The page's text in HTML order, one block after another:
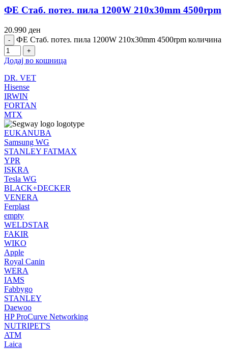
ФЕ Стаб. потез. пила 1200W 210x30mm 4500rpm
20.990 ден
ФЕ Стаб. потез. пила 1200W 210x30mm 4500rpm количина
Додај во кошница
DR. VET
Hisense
IRWIN
FORTAN
MTX
EUKANUBA
Samsung WG
STANLEY FATMAX
YPR
ISKRA
Tesla WG
BLACK+DECKER
VENERA
Ferplast
empty
WELDSTAR
FAKIR
WIKO
Apple
Royal Canin
WERA
IAMS
Fabbygo
STANLEY
Daewoo
HP ProCurve Networking
NUTRIPET'S
ATM
Laica